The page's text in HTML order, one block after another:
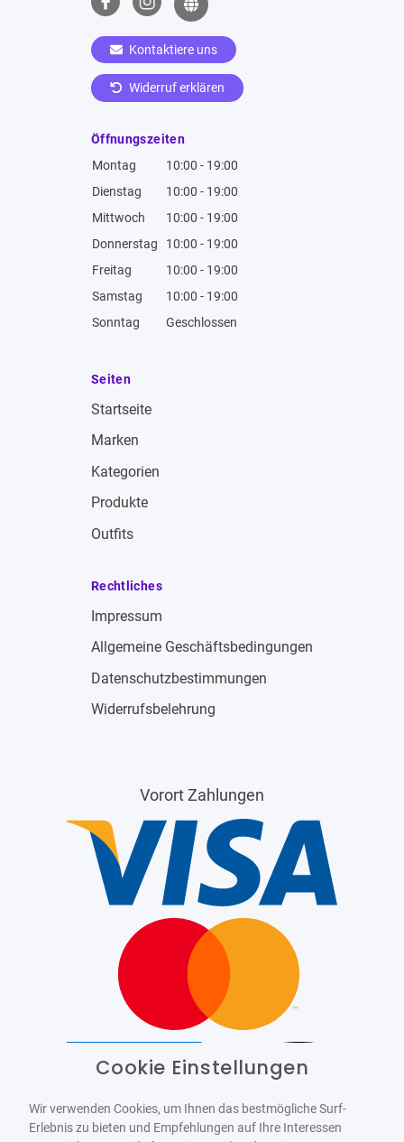
Kontaktiere uns
Widerruf erklären
Öffnungszeiten
Montag
10:00 - 19:00
Dienstag
10:00 - 19:00
Mittwoch
10:00 - 19:00
Donnerstag
10:00 - 19:00
Freitag
10:00 - 19:00
Samstag
10:00 - 19:00
Sonntag
Geschlossen
Seiten
Startseite
Marken
Kategorien
Produkte
Outfits
Rechtliches
Impressum
Allgemeine Geschäftsbedingungen
Datenschutzbestimmungen
Widerrufsbelehrung
Vorort Zahlungen
WCAG-2.1-AA
Cookie Einstellungen
Wir verwenden Cookies, um Ihnen das bestmögliche Surf-
Erlebnis zu bieten und Empfehlungen auf Ihre Interessen